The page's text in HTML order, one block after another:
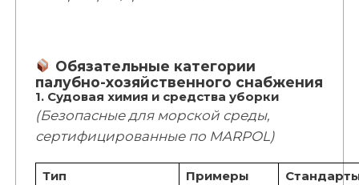
Обязательные категории
палубно-хозяйственного снабжения
1. Судовая химия и средства уборки
(Безопасные для морской среды,
сертифицированные по MARPOL)
Тип Примеры